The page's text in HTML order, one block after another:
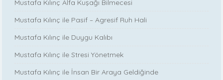
Mustafa Kılınç Alfa Kuşağı Bilmecesi
Mustafa Kılınç ile Pasif – Agresif Ruh Hali
Mustafa Kılınç ile Duygu Kalıbı
Mustafa Kılınç ile Stresi Yönetmek
Mustafa Kılınç ile İnsan Bir Araya Geldiğinde